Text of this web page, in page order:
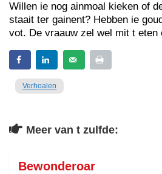
Willen ie nog ainmoal kieken of
staait ter gainent? Hebben ie
vot. De vraauw zel wel mit t eten
Verhoalen
Meer van t zulfde:
Bewonderoar